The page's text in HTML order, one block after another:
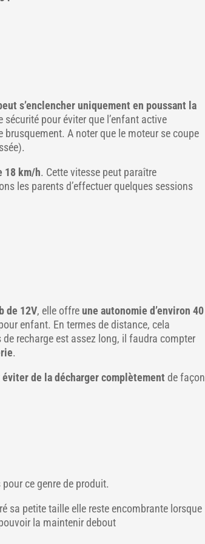
s’enclencher uniquement en poussant la
sécurité pour éviter que l’enfant active
brusquement. A noter que le moteur se coupe
18 km/h. Cette vitesse peut paraître
les parents d’effectuer quelques sessions
de 12V, elle offre une autonomie d’environ 40
enfant. En termes de distance, cela
de recharge est assez long, il faudra compter
.
éviter de la décharger complètement de façon
ce genre de produit.
sa petite taille elle reste encombrante lorsque
la maintenir debout